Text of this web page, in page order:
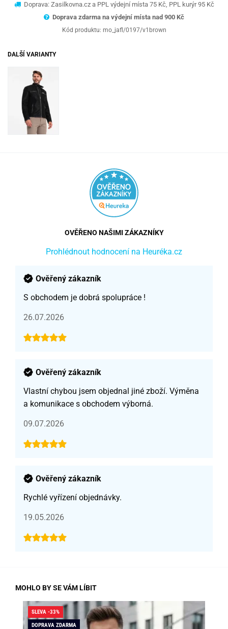
Doprava: Zasilkovna.cz a PPL výdejní místa 75 Kč, PPL kurýr 95 Kč
Doprava zdarma na výdejní místa nad 900 Kč
Kód produktu: mo_jafl/0197/v1brown
DALŠÍ VARIANTY
OVĚŘENO NAŠIMI ZÁKAZNÍKY
Prohlédnout hodnocení na Heuréka.cz
Ověřený zákazník
S obchodem je dobrá spolupráce !
26.07.2026
Ověřený zákazník
Vlastní chybou jsem objednal jiné zboží. Výměna
a komunikace s obchodem výborná.
09.07.2026
Ověřený zákazník
Rychlé vyřízení objednávky.
19.05.2026
MOHLO BY SE VÁM LÍBIT
SLEVA -33%
DOPRAVA ZDARMA